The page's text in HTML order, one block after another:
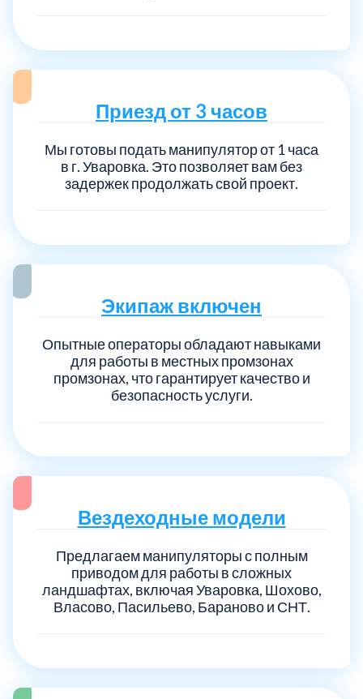
Приезд от 3 часов
Мы готовы подать манипулятор от 1 часа
в г. Уваровка. Это позволяет вам без
задержек продолжать свой проект.
Экипаж включен
Опытные операторы обладают навыками
для работы в местных промзонах
промзонах, что гарантирует качество и
безопасность услуги.
Вездеходные модели
Предлагаем манипуляторы с полным
приводом для работы в сложных
ландшафтах, включая Уваровка, Шохово,
Власово, Пасильево, Бараново и СНТ.